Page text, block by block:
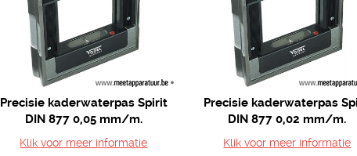
Precisie kaderwaterpas Spirit
DIN 877 0,05 mm/m.
Klik voor meer informatie
Precisie kaderwaterpas
DIN 877 0,02 mm/m.
Klik voor meer informatie